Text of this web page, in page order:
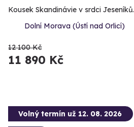
Kousek Skandinávie v srdci Jeseníků.
Dolní Morava (Ústí nad Orlicí)
12 100 Kč
11 890 Kč
Volný termín už 12. 08. 2026